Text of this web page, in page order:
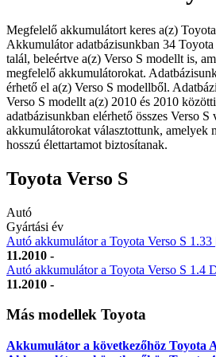
Megfelelő akkumulátort keres a(z)
Akkumulátor adatbázisunkban 34
talál, beleértve a(z) Verso S modellt is,
megfelelő akkumulátorokat.
érhető el a(z) Verso S modellből.
Verso S modellt a(z) 2010 és 2010
adatbázisunkban elérhető összes Verso
akkumulátorokat választottunk, amelyek
hosszú élettartamot biztosítanak.
Toyota Verso S
Autó
Gyártási év
Autó akkumulátor a Toyota Verso S
11.2010 -
Autó akkumulátor a Toyota Verso S 1.4
11.2010 -
Más modellek Toyota
Akkumulátor a következőhöz Toyota